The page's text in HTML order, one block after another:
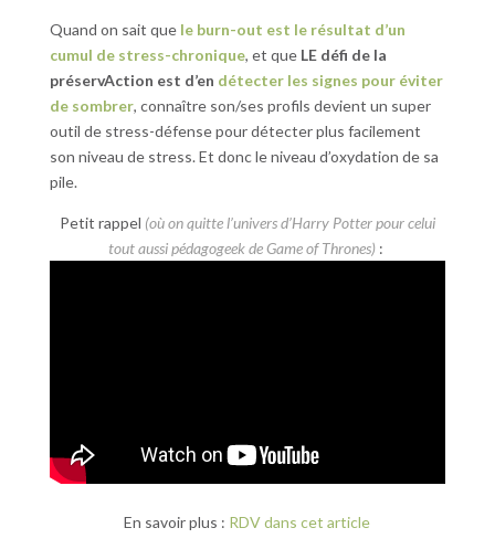
Quand on sait que le burn-out est le résultat d’un
cumul de stress-chronique, et que LE défi de la
préservAction est d’en détecter les signes pour éviter
de sombrer, connaître son/ses profils devient un super
outil de stress-défense pour détecter plus facilement
son niveau de stress. Et donc le niveau d’oxydation de sa
pile.
Petit rappel (où on quitte l’univers d’Harry Potter pour celui
tout aussi pédagogeek de Game of Thrones):
En savoir plus : RDV dans cet article